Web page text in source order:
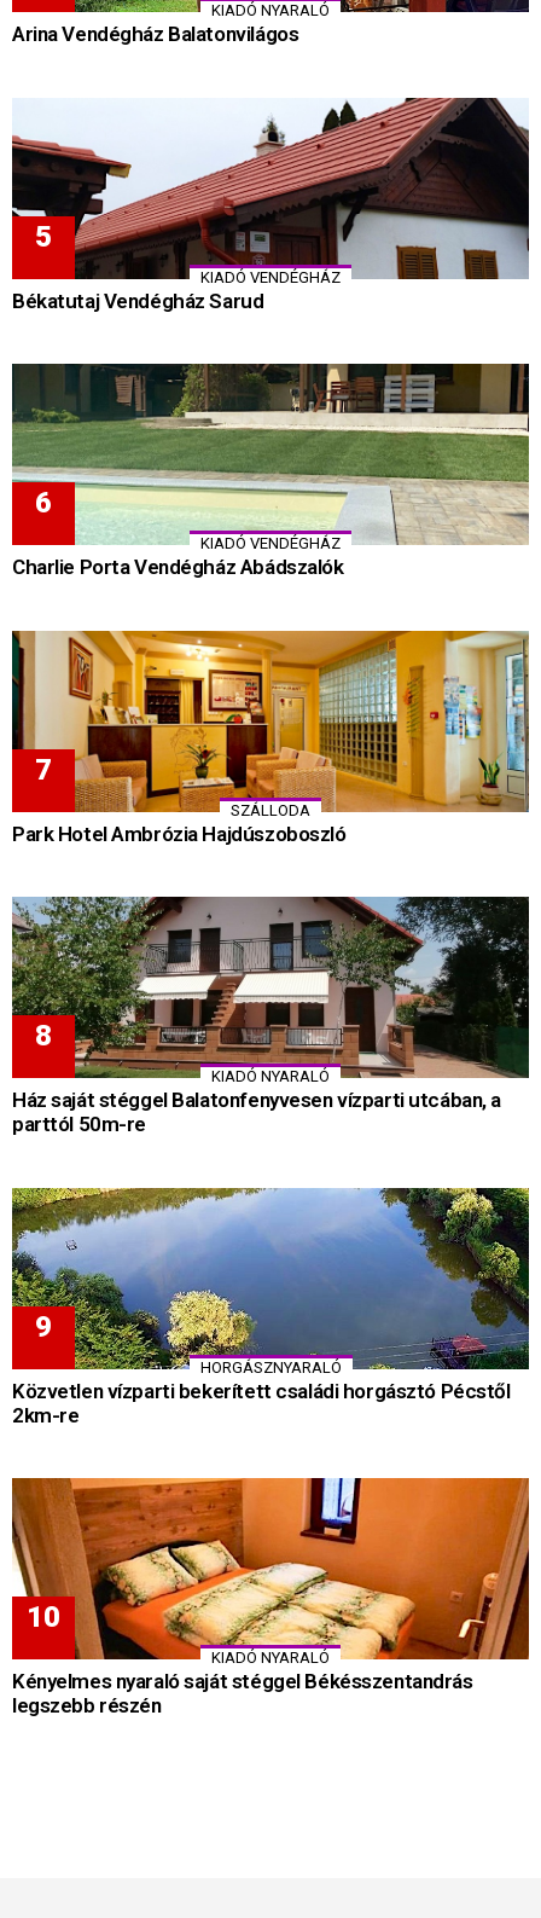
KIADÓ NYARALÓ
Arina Vendégház Balatonvilágos
KIADÓ VENDÉGHÁZ
Békatutaj Vendégház Sarud
KIADÓ VENDÉGHÁZ
Charlie Porta Vendégház Abádszalók
SZÁLLODA
Park Hotel Ambrózia Hajdúszoboszló
KIADÓ NYARALÓ
Ház saját stéggel Balatonfenyvesen vízparti utcában, a
parttól 50m-re
HORGÁSZNYARALÓ
Közvetlen vízparti bekerített családi horgásztó Pécstől
2km-re
KIADÓ NYARALÓ
Kényelmes nyaraló saját stéggel Békésszentandrás
legszebb részén